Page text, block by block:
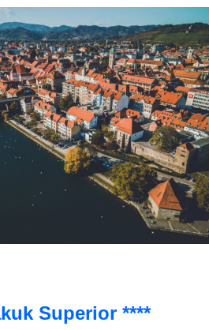
Superior ****